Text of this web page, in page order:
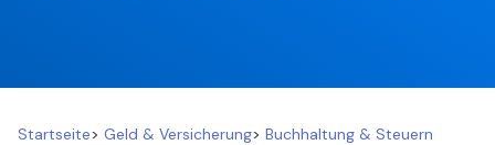
Startseite> Geld & Versicherung> Buchhaltung & Steuern